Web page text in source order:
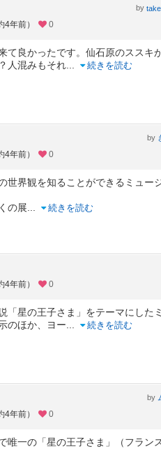
年前） 0
by
て良かったです。仙石原のススキ
人混みもそれ
続きを読む
年前） 0
by
世界観を知ることができるミュー
の展
続きを読む
年前） 0
「星の王子さま」をテーマにした
のほか、ヨー
続きを読む
年前） 0
by
唯一の「星の王子さま」（フラン